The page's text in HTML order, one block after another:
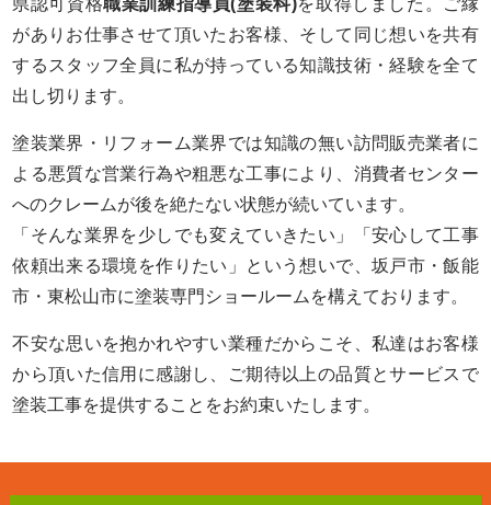
がありお仕事させて頂いたお客様、そして同じ想いを共有
するスタッフ全員に私が持っている知識技術・経験を全て
出し切ります。
塗装業界・リフォーム業界では知識の無い訪問販売業者に
よる悪質な営業行為や粗悪な工事により、消費者センター
へのクレームが後を絶たない状態が続いています。
「そんな業界を少しでも変えていきたい」「安心して工事
依頼出来る環境を作りたい」という想いで、坂戸市・飯能
市・東松山市に塗装専門ショールームを構えております。
不安な思いを抱かれやすい業種だからこそ、私達はお客様
から頂いた信用に感謝し、ご期待以上の品質とサービスで
塗装工事を提供することをお約束いたします。